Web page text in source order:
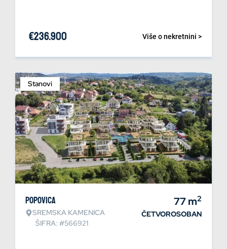
Više o nekretnini >
€236.900
Stanovi
Popovica
SREMSKA KAMENICA
ŠIFRA: #566921
77m2
ČETVOROSOBAN